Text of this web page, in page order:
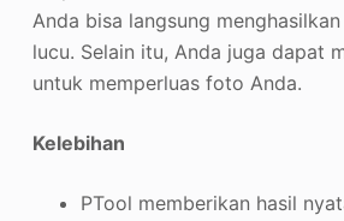
Anda bisa langsung
lucu. Selain itu, Anda juga dapat
untuk memperluas foto Anda.
Kelebihan
PTool memberikan hasil